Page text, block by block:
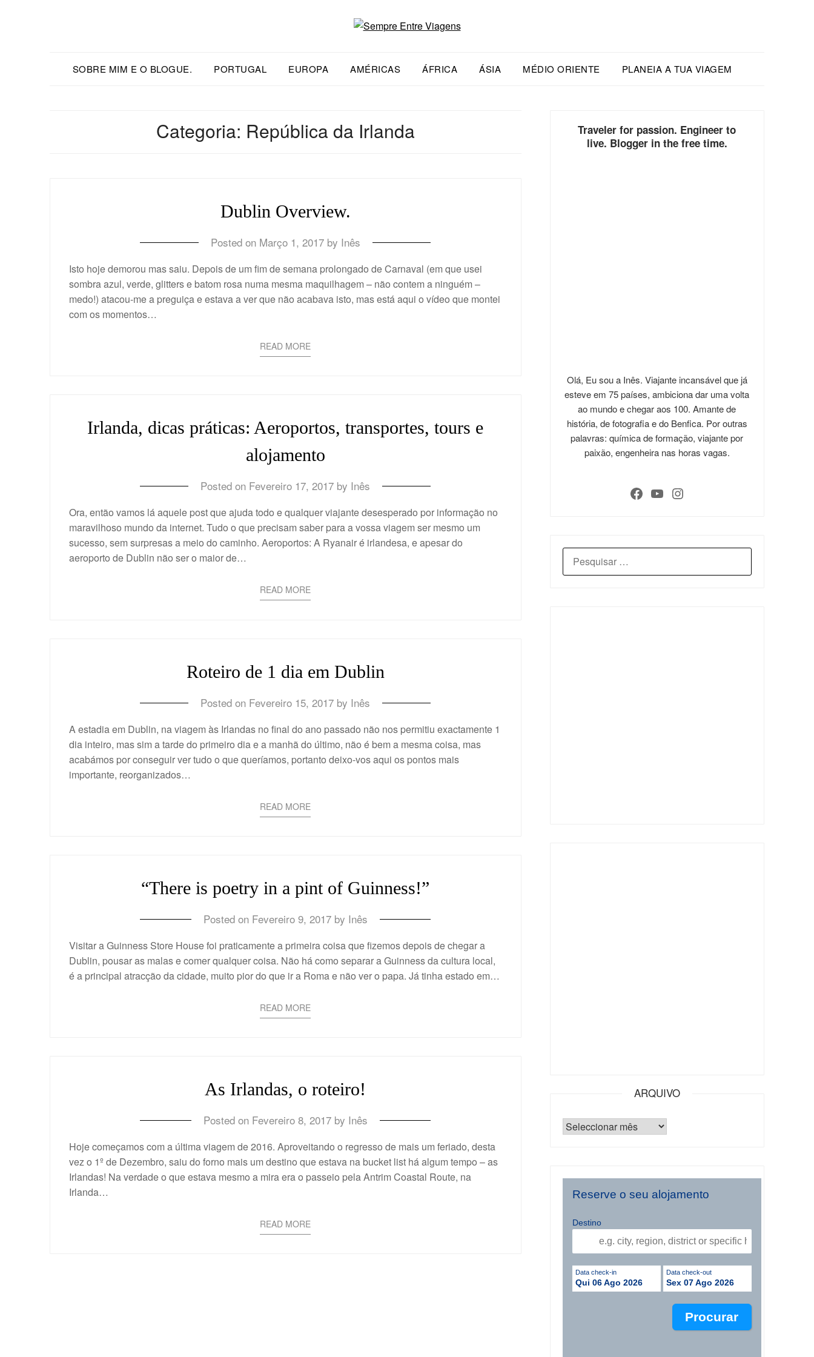
SOBRE MIM E O BLOGUE. PORTUGAL EUROPA AMÉRICAS ÁFRICA ÁSIA MÉDIO ORIENTE PLANEIA A TUA VIAGEM
Categoria: República da Irlanda
Dublin Overview.
Posted on Março 1, 2017by Inês
Isto hoje demorou mas saiu. Depois de um fim de semana prolongado de Carnaval (em que usei
sombra azul, verde, glitters e batom rosa numa mesma maquilhagem – não contem a ninguém –
medo!) atacou-me a preguiça e estava a ver que não acabava isto, mas está aqui o vídeo que montei
com os momentos…
READ MORE
Irlanda, dicas práticas: Aeroportos, transportes, tours e
alojamento
Posted on Fevereiro 17, 2017 by Inês
Ora, então vamos lá aquele post que ajuda todo e qualquer viajante desesperado por informação no
maravilhoso mundo da internet. Tudo o que precisam saber para a vossa viagem ser mesmo um
sucesso, sem surpresas a meio do caminho. Aeroportos: A Ryanair é irlandesa, e apesar do
aeroporto de Dublin não ser o maior de…
READ MORE
Roteiro de 1 dia em Dublin
Posted on Fevereiro 15, 2017 by Inês
A estadia em Dublin, na viagem às Irlandas no final do ano passado não nos permitiu exactamente 1
dia inteiro, mas sim a tarde do primeiro dia e a manhã do último, não é bem a mesma coisa, mas
acabámos por conseguir ver tudo o que queríamos, portanto deixo-vos aqui os pontos mais
importante, reorganizados…
READ MORE
“There is poetry in a pint of Guinness!”
Posted on Fevereiro 9, 2017by Inês
Visitar a Guinness Store House foi praticamente a primeira coisa que fizemos depois de chegar a
Dublin, pousar as malas e comer qualquer coisa. Não há como separar a Guinness da cultura local,
é a principal atracção da cidade, muito pior do que ir a Roma e não ver o papa. Já tinha estado em…
READ MORE
As Irlandas, o roteiro!
Posted on Fevereiro 8, 2017by Inês
Hoje começamos com a última viagem de 2016. Aproveitando o regresso de mais um feriado, desta
vez o 1º de Dezembro, saiu do forno mais um destino que estava na bucket list há algum tempo – as
Irlandas! Na verdade o que estava mesmo a mira era o passeio pela Antrim Coastal Route, na
Irlanda…
READ MORE
Traveler for passion. Engineer to
live. Blogger in the free time.
Olá, Eu sou a Inês. Viajante incansável que já
esteve em 75 países, ambiciona dar uma volta
ao mundo e chegar aos 100. Amante de
história, de fotografia e do Benfica. Por outras
palavras: química de formação, viajante por
paixão, engenheira nas horas vagas.
ARQUIVO
Reserve o seu alojamento
Destino
Data check-in
Qui 06 Ago 2026
Data check-out
Sex 07 Ago 2026